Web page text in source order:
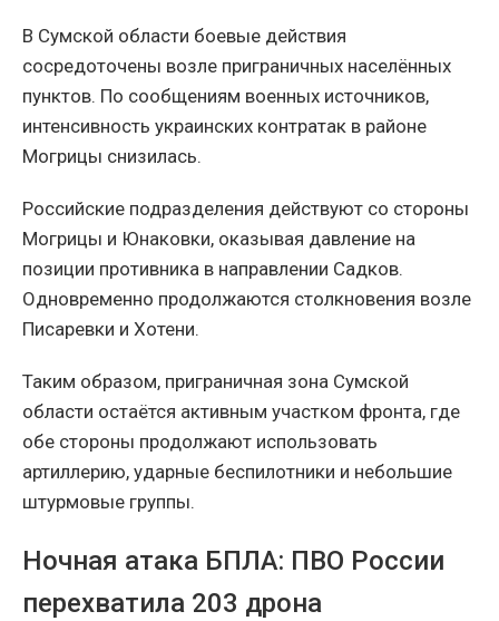
В Сумской области боевые действия
сосредоточены возле приграничных населённых
пунктов. По сообщениям военных источников,
интенсивность украинских контратак в районе
Могрицы снизилась.
Российские подразделения действуют со стороны
Могрицы и Юнаковки, оказывая давление на
позиции противника в направлении Садков.
Одновременно продолжаются столкновения возле
Писаревки и Хотени.
Таким образом, приграничная зона Сумской
области остаётся активным участком фронта, где
обе стороны продолжают использовать
артиллерию, ударные беспилотники и небольшие
штурмовые группы.
Ночная атака БПЛА: ПВО России
перехватила 203 дрона